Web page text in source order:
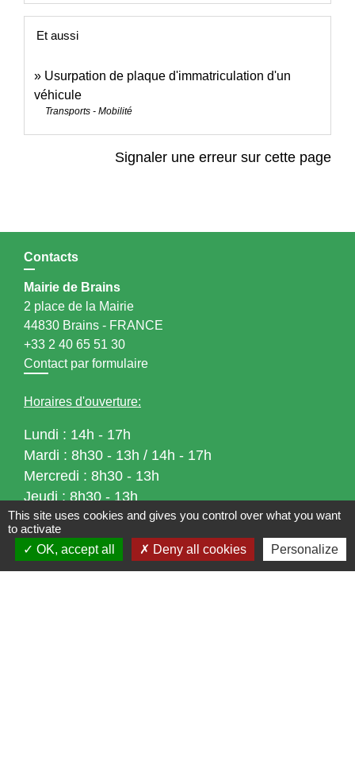
Et aussi
Usurpation de plaque d'immatriculation d'un
véhicule
Transports - Mobilité
Signaler une erreur sur cette page
Contacts
Mairie de Brains
2 place de la Mairie
44830 Brains - FRANCE
+33 2 40 65 51 30
Contact par formulaire
Horaires d'ouverture:
Lundi : 14h - 17h
Mardi : 8h30 - 13h / 14h - 17h
Mercredi : 8h30 - 13h
Jeudi : 8h30 - 13h
Vendredi : 8h30 - 13h / 14h - 17h
Accueil téléphoniquedu lundi au vendredi de
This site uses cookies and gives you control over what you want
to activate
OK, accept all
Deny all cookies Personalize